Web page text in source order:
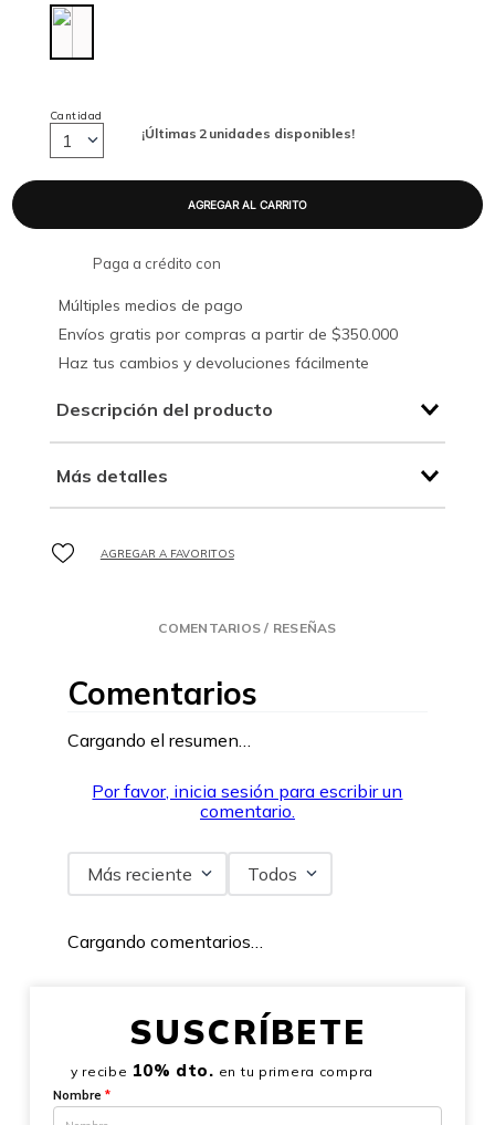
¡Últimas 2 unidades disponibles!
Cantidad
1
Paga a crédito con
Múltiples medios de pago
Envíos gratis por compras a partir de $350.000
Haz tus cambios y devoluciones fácilmente
Descripción del producto
Más detalles
COMENTARIOS / RESEÑAS
Comentarios
Cargando el resumen…
Por favor, inicia sesión para escribir un
comentario.
Más reciente Todos
Cargando comentarios…
SUSCRÍBETE
y recibe 10% dto. en tu primera compra
Nombre *